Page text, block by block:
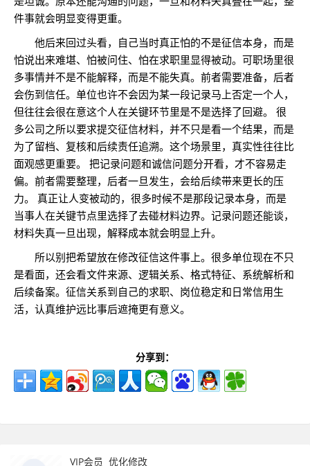
件事就会明显变得更重。
他后来回过头看，自己当时真正怕的不是征信本身，而是
怕说出来难堪、怕被问住、怕在求职里显得被动。可职场里很
多事情并不是不能解释，而是不能失真。前者需要准备，后者
会伤到信任。单位也许不会因为某一段记录马上否定一个人，
但往往会很在意这个人在关键环节里是不是选择了回避。 很
多公司之所以要求提交征信材料，并不只是看一个结果，而是
为了留档、复核和后续责任追溯。这个场景里，真实性往往比
面观感更重要。 把记录问题和诚信问题分开看，才不容易走
偏。前者需要整理，后者一旦发生，会给后续带来更长的压
力。 真正让人变被动的，很多时候不是那段记录本身，而是
当事人在关键节点里选择了去碰材料边界。记录问题还能谈，
材料失真一旦出现，解释成本就会明显上升。
所以别把希望放在修改征信这件事上。很多单位现在不只
是看面，还会看文件来源、逻辑关系、格式特征、系统解析和
后续备案。征信关系到自己的求职、岗位稳定和日常信用生
活，认真维护远比事后遮掩更有意义。
分享到：
VIP会员 优化修改